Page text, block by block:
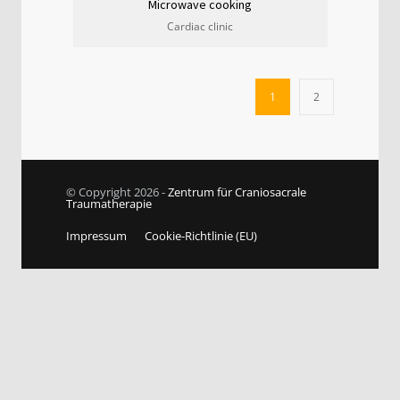
Microwave cooking
Cardiac clinic
1 2
© Copyright 2026 -Zentrum für Craniosacrale
Traumatherapie
Impressum
Cookie-Richtlinie (EU)